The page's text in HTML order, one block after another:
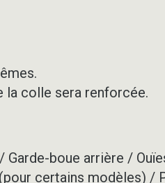
-
la colle sera renforcée.
boue arrière /
certains modèles) /